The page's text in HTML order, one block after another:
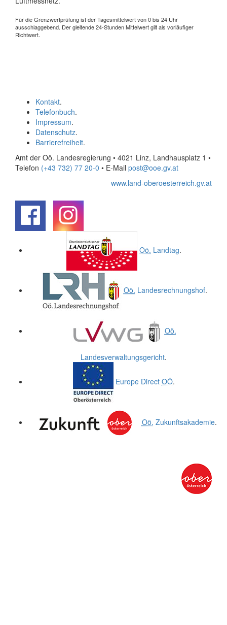
Für die Grenzwertprüfung ist der Tagesmittelwert von 0 bis 24 Uhr
ausschlaggebend. Der gleitende 24-Stunden Mittelwert gilt als vorläufiger
Richtwert.
Kontakt.
Telefonbuch.
Impressum.
Datenschutz.
Barrierefreiheit.
Amt der Oö. Landesregierung • 4021 Linz, Landhausplatz 1 •
Telefon (+43 732) 77 20-0 • E-Mail post@ooe.gv.at
www.land-oberoesterreich.gv.at
Oö. Landtag.
Oö. Landesrechnungshof.
Oö.
Landesverwaltungsgericht.
Europe Direct OÖ.
Oö. Zukunftsakademie.